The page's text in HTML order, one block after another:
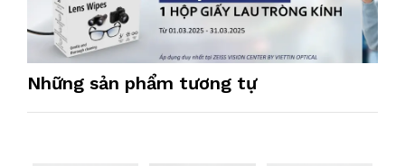
Những sản phẩm tương tự